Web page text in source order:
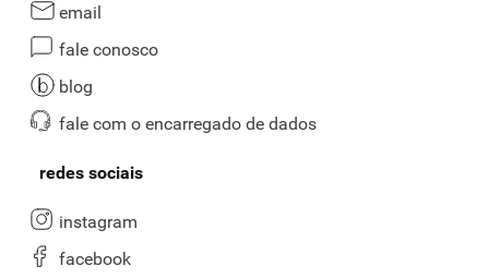
email
fale conosco
blog
fale com o encarregado de dados
redes sociais
instagram
facebook